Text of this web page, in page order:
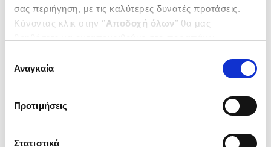
σας περιήγηση, με τις καλύτερες δυνατές προτάσεις.
Κάνοντας κλικ στην ‘’Αποδοχή όλων’’ θα μας
ενδιαφέρουν και να επιλέξετε από τα παρακάτω με την
΄΄και να ενημερωθείτε σχετικά με
συγκατάθεσης
Αναγκαία
Προτιμήσεις
Στατιστικά